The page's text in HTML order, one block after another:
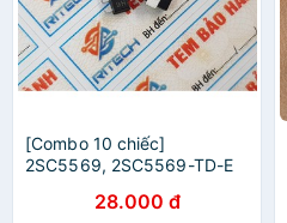
[Combo 10 chiếc]
2SC5569, 2SC5569-TD-E
50V-7A SOT-89
28.000 đ